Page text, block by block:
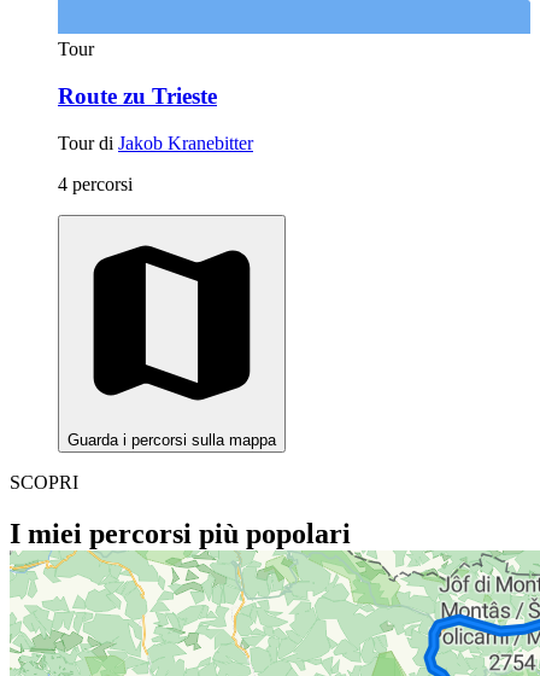
Tour
Route zu Trieste
Tour di Jakob Kranebitter
4 percorsi
Guarda i percorsi sulla mappa
SCOPRI
I miei percorsi più popolari